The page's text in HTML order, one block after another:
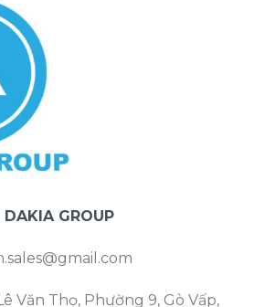
GROUP
Văn Thọ, Phường 9, Gò Vấp,